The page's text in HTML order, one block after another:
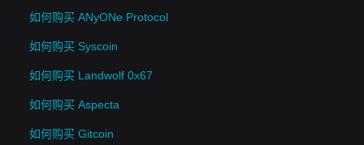
如何购买 ANyONe Protocol
如何购买 Syscoin
如何购买 Landwolf 0x67
如何购买 Aspecta
如何购买 Gitcoin